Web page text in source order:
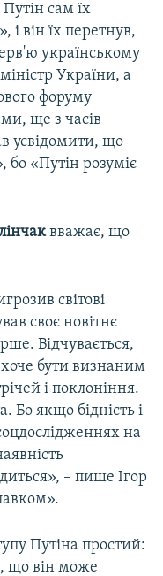
сам їх
і він їх перетнув,
українському
України, а
форуму
ще з часів
усвідомити, що
бо «Путін розуміє
вважає, що
світові
своє новітнє
Відчувається,
бути визнаним
і поклоніння.
Бо якщо бідність і
на
– пише Ігор
Путіна простий:
що він може